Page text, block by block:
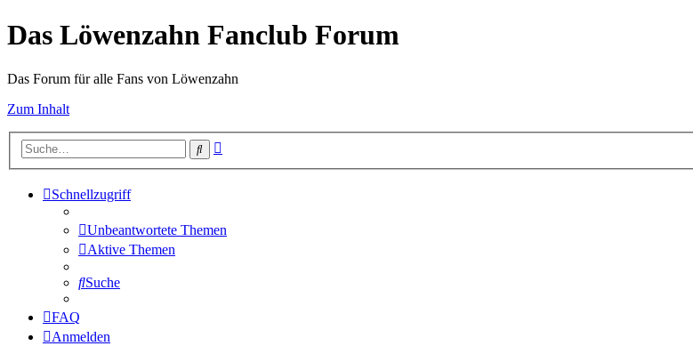
Das Löwenzahn Fanclub Forum
Das Forum für alle Fans von Löwenzahn
Zum Inhalt
Suche
Schnellzugriff
Unbeantwortete Themen
Aktive Themen
Suche
FAQ
Anmelden